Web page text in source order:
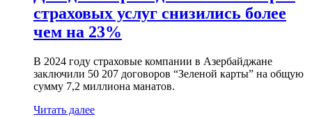
страховых услуг снизились более
чем на 23%
В 2024 году страховые компании в Азербайджане
заключили 50 207 договоров “Зеленой карты” на общую
сумму 7,2 миллиона манатов.
Читать далее